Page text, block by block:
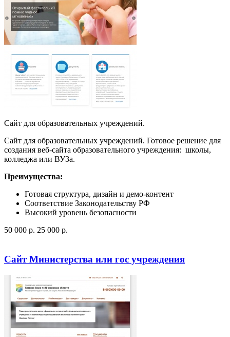
Сайт для образовательных учреждений.
Сайт для образовательных учреждений. Готовое решение для
создания веб-сайта образовательного учреждения: школы,
колледжа или ВУЗа.
Преимущества:
Готовая структура, дизайн и демо-контент
Соответствие Законодательству РФ
Высокий уровень безопасности
50 000 p. 25 000 p.
Сайт Министерства или гос учреждения